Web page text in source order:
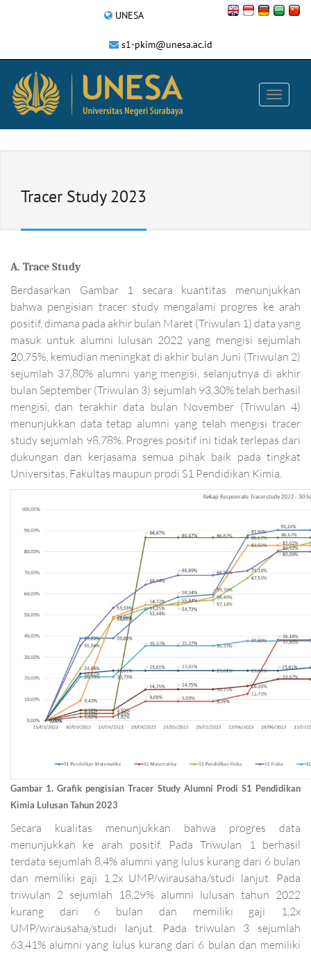
UNESA
s1-pkim@unesa.ac.id
Tracer Study 2023
A. Trace Study
Berdasarkan Gambar 1 secara kuantitas menunjukkan
bahwa pengisian tracer study mengalami progres ke arah
positif, dimana pada akhir bulan Maret (Triwulan 1) data yang
masuk untuk alumni lulusan 2022 yang mengisi sejumlah
20,75%, kemudian meningkat di akhir bulan Juni (Triwulan 2)
sejumlah 37,80% alumni yang mengisi, selanjutnya di akhir
bulan September (Triwulan 3) sejumlah 93,30% telah berhasil
mengisi, dan terakhir data bulan November (Triwulan 4)
menunjukkan data tetap alumni yang telah mengisi tracer
study sejumlah 98,78%. Progres positif ini tidak terlepas dari
dukungan dan kerjasama semua pihak baik pada tingkat
Universitas, Fakultas maupun prodi S1 Pendidikan Kimia.
Gambar 1. Grafik pengisian Tracer Study Alumni Prodi S1 Pendidikan
Kimia Lulusan Tahun 2023
Secara kualitas menunjukkan bahwa progres data
menunjukkan ke arah positif. Pada Triwulan 1 berhasil
terdata sejumlah 8,4% alumni yang lulus kurang dari 6 bulan
dan memiliki gaji 1,2x UMP/wirausaha/studi lanjut. Pada
triwulan 2 sejumlah 18,29% alumni lulusan tahun 2022
kurang dari 6 bulan dan memiliki gaji 1,2x
UMP/wirausaha/studi lanjut. Pada triwulan 3 sejumlah
63,41% alumni yang lulus kurang dari 6 bulan dan memiliki